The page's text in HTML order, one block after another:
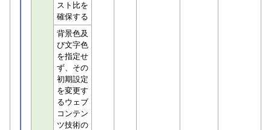
スト比を
確保する
背景色及
び文字色
を指定せ
ず、その
初期設定
を変更す
るウェブ
コンテン
ツ技術の